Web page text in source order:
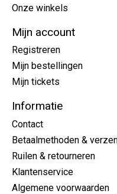
Onze winkels
Mijn account
Registreren
Mijn bestellingen
Mijn tickets
Informatie
Contact
Betaalmethoden &
Ruilen & retourneren
Klantenservice
Algemene voorwaarden